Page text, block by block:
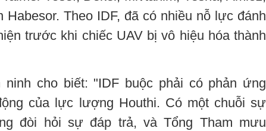
Habesor. Theo IDF, đã có nhiều nỗ lực đánh
trước khi chiếc UAV bị vô hiệu hóa thành
ninh cho biết: "IDF buộc phải có phản ứng
của lực lượng Houthi. Có một chuỗi sự
đòi hỏi sự đáp trả, và Tổng Tham mưu